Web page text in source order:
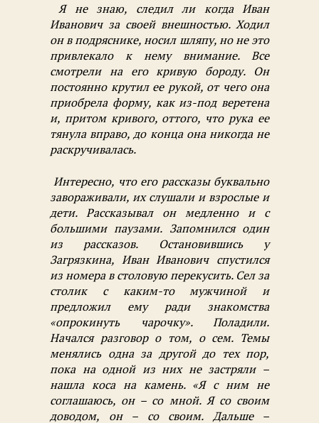
Я не знаю, следил ли когда Иван
Иванович за своей внешностью. Ходил
он в подряснике, носил шляпу, но не это
привлекало к нему внимание. Все
смотрели на его кривую бороду. Он
постоянно крутил ее рукой, от чего она
приобрела форму, как из-под веретена
и, притом кривого, оттого, что рука ее
тянула вправо, до конца она никогда не
раскручивалась.
Интересно, что его рассказы буквально
завораживали, их слушали и взрослые и
дети. Рассказывал он медленно и с
большими паузами. Запомнился один
из рассказов. Остановившись у
Загрязкина, Иван Иванович спустился
из номера в столовую перекусить. Сел за
столик с каким-то мужчиной и
предложил ему ради знакомства
«опрокинуть чарочку». Поладили.
Начался разговор о том, о сем. Темы
менялись одна за другой до тех пор,
пока на одной из них не застряли –
нашла коса на камень. «Я с ним не
соглашаюсь, он – со мной. Я со своим
доводом, он – со своим. Дальше –